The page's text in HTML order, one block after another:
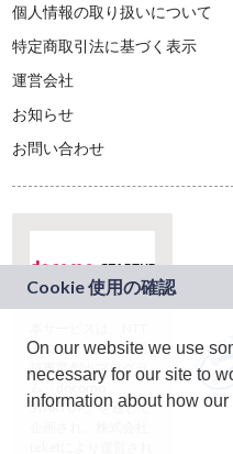
個人情報の取り扱いについて
特定商取引法に基づく表示
運営会社
お知らせ
お問い合わせ
ドコモグループの新
規事業創出プログラ
ム「docomo
STARTUP」を通じて
On our website we use
necessary for our site to
information about how our